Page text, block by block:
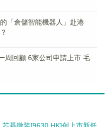
「倉儲智能機器人」赴港
周回顧 6家公司申請上市 毛